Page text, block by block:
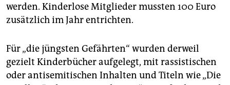
werden. Kinderlose Mitglieder mussten 100 Euro
zusätzlich im Jahr entrichten.
Für „die jüngsten Gefährten“ wurden derweil
gezielt Kinderbücher aufgelegt, mit rassistischen
oder antisemitischen Inhalten und Titeln wie „Die